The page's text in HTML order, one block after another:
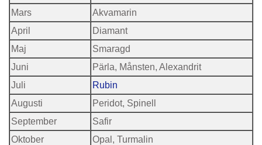
Mars
Akvamarin
April
Diamant
Maj
Smaragd
Juni
Pärla, Månsten, Alexandrit
Juli
Rubin
Augusti
Peridot, Spinell
September
Safir
Oktober
Opal, Turmalin